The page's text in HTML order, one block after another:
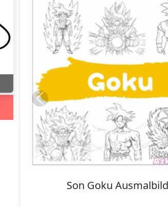
Kuromi Ausmalbilder
Previous